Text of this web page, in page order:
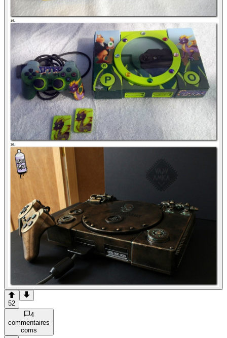
52
4
commentaires
coms